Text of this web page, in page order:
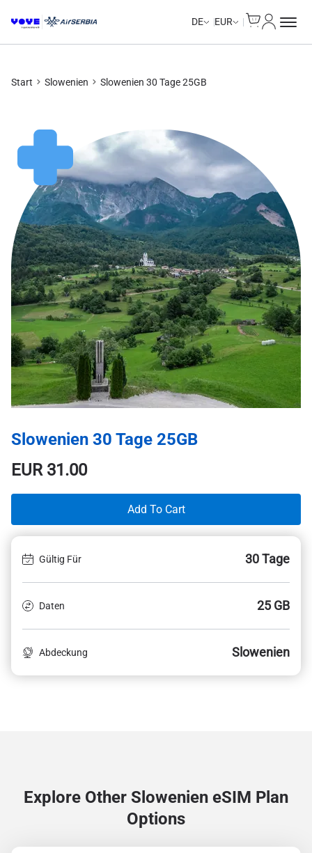
DE EUR
Start Slowenien Slowenien 30 Tage 25GB
Slowenien 30 Tage 25GB
EUR31.00
Add To Cart
Gültig Für 30 Tage
Daten 25 GB
Abdeckung Slowenien
Explore Other Slowenien eSIM Plan
Options